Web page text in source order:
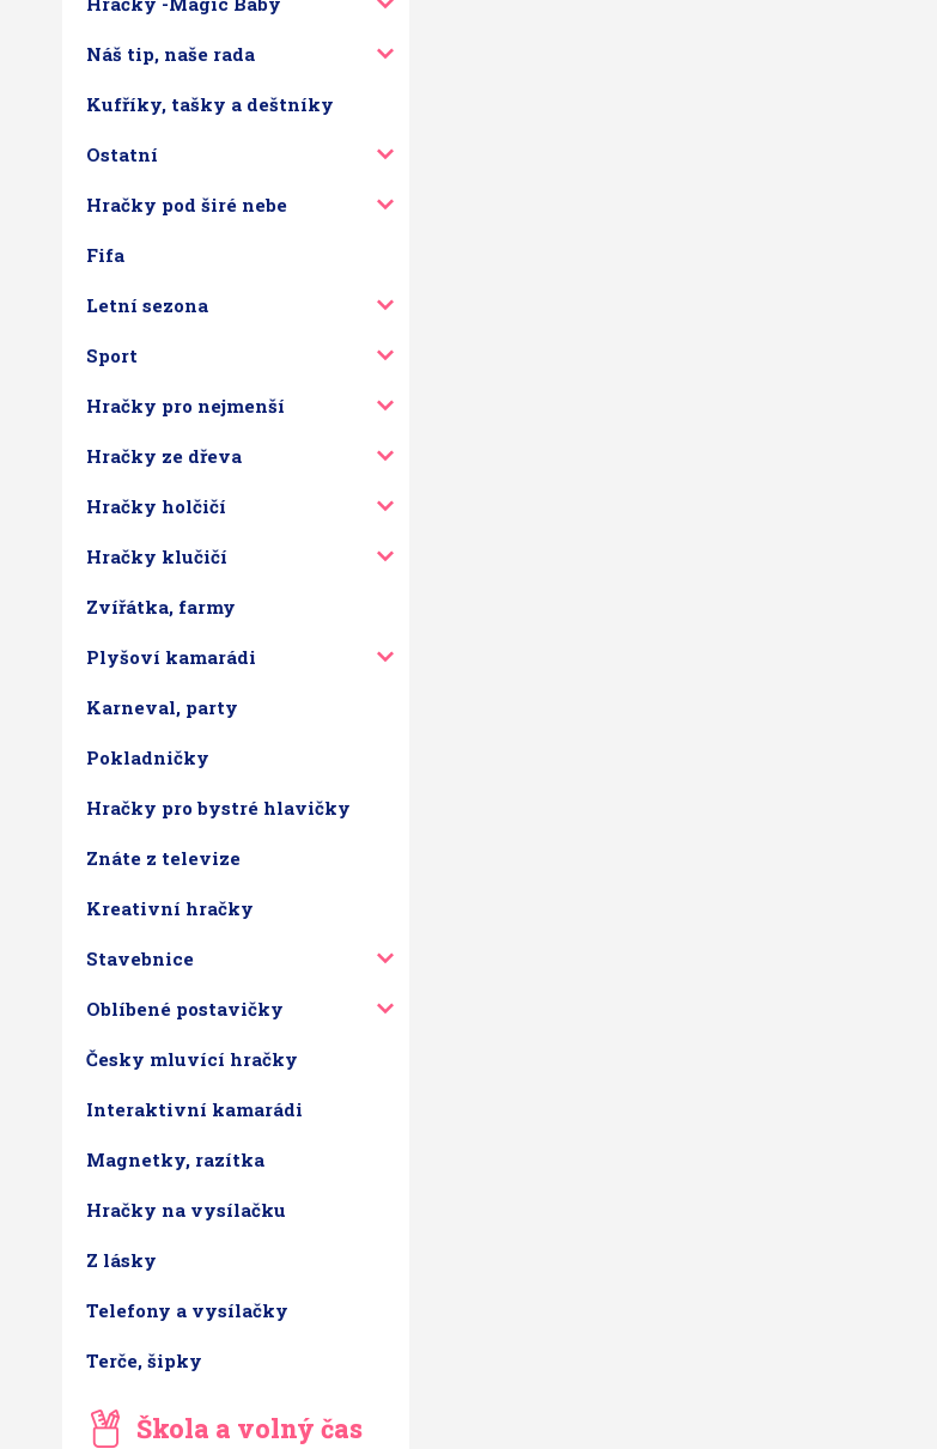
Náš tip, naše rada
Kufříky, tašky a deštníky
Ostatní
Hračky pod širé nebe
Fifa
Letní sezona
Sport
Hračky pro nejmenší
Hračky ze dřeva
Hračky holčičí
Hračky klučičí
Zvířátka, farmy
Plyšoví kamarádi
Karneval, party
Pokladničky
Hračky pro bystré hlavičky
Znáte z televize
Kreativní hračky
Stavebnice
Oblíbené postavičky
Česky mluvící hračky
Interaktivní kamarádi
Magnetky, razítka
Hračky na vysílačku
Z lásky
Telefony a vysílačky
Terče, šipky
Škola a volný čas